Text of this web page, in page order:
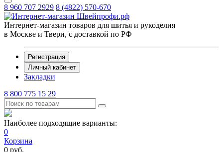
8 960 707 2929 8 (4822) 570-670
Интернет-магазин товаров для шитья и рукоделия
в Москве и Твери, с доставкой по РФ
Регистрация
Личный кабинет
Закладки
8 800 775 15 29
Наиболее подходящие варианты:
0
Корзина
0 руб.